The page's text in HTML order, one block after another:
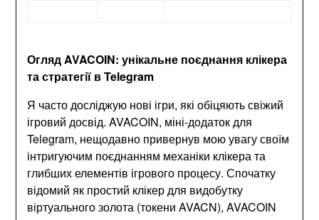
Огляд AVACOIN: унікальне поєднання клікера
та стратегії в Telegram
Я часто досліджую нові ігри, які обіцяють свіжий
ігровий досвід. AVACOIN, міні-додаток для
Telegram, нещодавно привернув мою увагу своїм
інтригуючим поєднанням механіки клікера та
глибших елементів ігрового процесу. Спочатку
відомий як простий клікер для видобутку
віртуального золота (токени AVACN), AVACOIN